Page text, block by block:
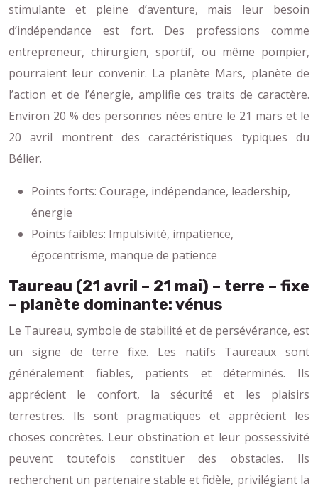
stimulante et pleine d’aventure, mais leur besoin
d’indépendance est fort. Des professions comme
entrepreneur, chirurgien, sportif, ou même pompier,
pourraient leur convenir. La planète Mars, planète de
l’action et de l’énergie, amplifie ces traits de caractère.
Environ 20 % des personnes nées entre le 21 mars et le
20 avril montrent des caractéristiques typiques du
Bélier.
Points forts: Courage, indépendance, leadership,
énergie
Points faibles: Impulsivité, impatience,
égocentrisme, manque de patience
Taureau (21 avril – 21 mai) – terre – fixe
– planète dominante: vénus
Le Taureau, symbole de stabilité et de persévérance, est
un signe de terre fixe. Les natifs Taureaux sont
généralement fiables, patients et déterminés. Ils
apprécient le confort, la sécurité et les plaisirs
terrestres. Ils sont pragmatiques et apprécient les
choses concrètes. Leur obstination et leur possessivité
peuvent toutefois constituer des obstacles. Ils
recherchent un partenaire stable et fidèle, privilégiant la